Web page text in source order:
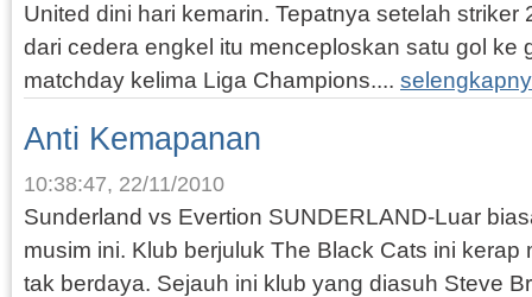
United dini hari kemarin. Tepatnya setelah striker
dari cedera engkel itu menceploskan satu gol ke
matchday kelima Liga Champions....
Anti Kemapanan
10:38:47, 22/11/2010
Sunderland vs Evertion SUNDERLAND-Luar
musim ini. Klub berjuluk The Black Cats ini kerap
tak berdaya. Sejauh ini klub yang diasuh Steve